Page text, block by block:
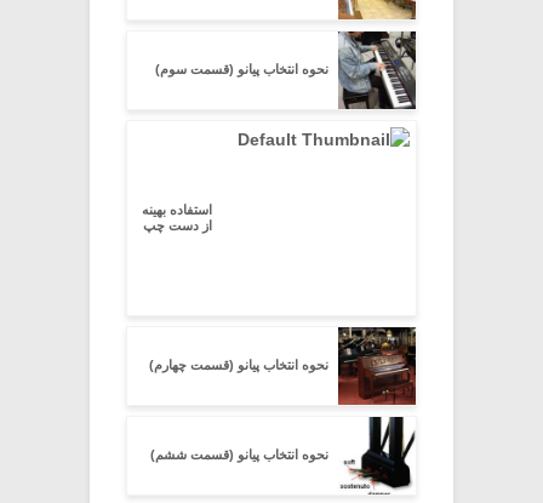
نحوه انتخاب پیانو (قسمت سوم)
استفاده بهینه
از دست چپ
نحوه انتخاب پیانو (قسمت چهارم)
نحوه انتخاب پیانو (قسمت ششم)